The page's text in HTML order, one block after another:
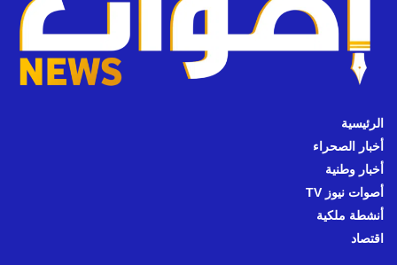
الرئيسية
أخبار الصحراء
أخبار وطنية
أصوات نيوز TV
أنشطة ملكية
اقتصاد